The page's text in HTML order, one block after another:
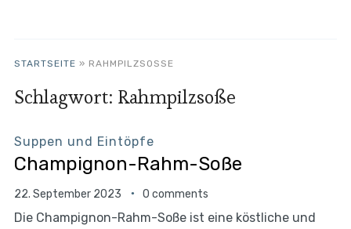
STARTSEITE » RAHMPILZSOSSE
Schlagwort: Rahmpilzsoße
Suppen und Eintöpfe
Champignon-Rahm-Soße
22. September 2023 0 comments
Die Champignon-Rahm-Soße ist eine köstliche und